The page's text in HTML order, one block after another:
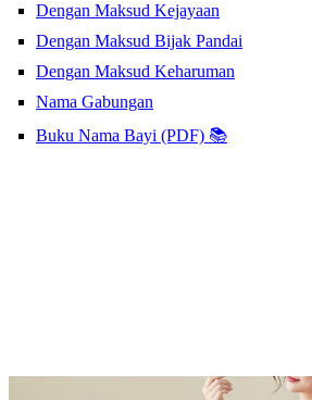
Dengan Maksud Kejayaan
Dengan Maksud Bijak Pandai
Dengan Maksud Keharuman
Nama Gabungan
Buku Nama Bayi (PDF) 📚